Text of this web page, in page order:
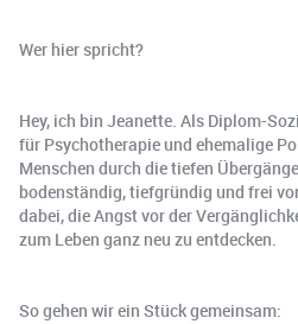
Wer hier spricht?
Hey, ich bin Jeanette. Als Diplom-
für Psychotherapie und ehemalige
Menschen durch die tiefen
bodenständig, tiefgründig und frei
dabei, die Angst vor der
zum Leben ganz neu zu entdecken.
So gehen wir ein Stück gemeinsam: